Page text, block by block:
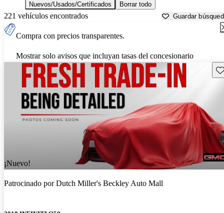
Nuevos/Usados/Certificados
Borrar todo
221 vehículos encontrados Guardar
Compra con precios transparentes.
Mostrar solo avisos que incluyan tasas del concesionario
¡Nuevo!
Patrocinado porDutch Miller's Beckley Auto Mall